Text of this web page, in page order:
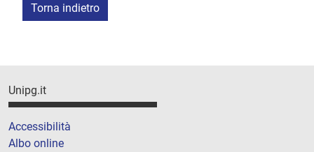
Torna indietro
Unipg.it
Accessibilità
Albo online